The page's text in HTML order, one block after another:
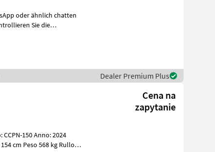
Dealer Premium Plus
Cena na
zapytanie